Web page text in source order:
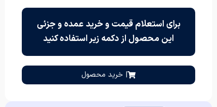
برای استعلام قیمت و خرید عمده و جزئی
این محصول از دکمه زیر استفاده کنید
| خرید محصول